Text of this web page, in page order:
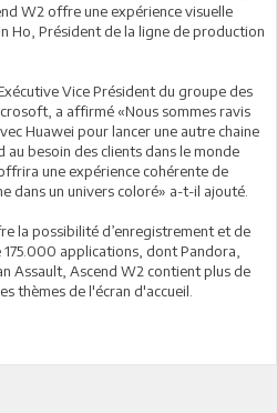
W2 offre une expérience visuelle
Ho, Président de la ligne de production
Vice Président du groupe des
a affirmé «Nous sommes ravis
Huawei pour lancer une autre chaine
besoin des clients dans le monde
une expérience cohérente de
dans un univers coloré» a-t-il ajouté.
la possibilité d’enregistrement et de
applications, dont Pandora,
Assault, Ascend W2 contient plus de
thèmes de l'écran d'accueil.